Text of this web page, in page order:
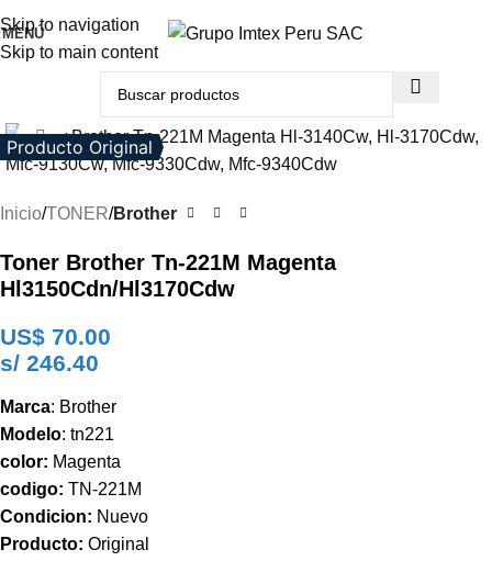
Skip to navigation
Skip to main content
MENÚ
Producto Original
Clic para ampliar
Inicio TONER Brother
Toner Brother Tn-221M Magenta
Hl3150Cdn/Hl3170Cdw
US$ 70.00
s/ 246.40
Marca: Brother
Modelo: tn221
color: Magenta
codigo: TN-221M
Condicion: Nuevo
Producto: Original